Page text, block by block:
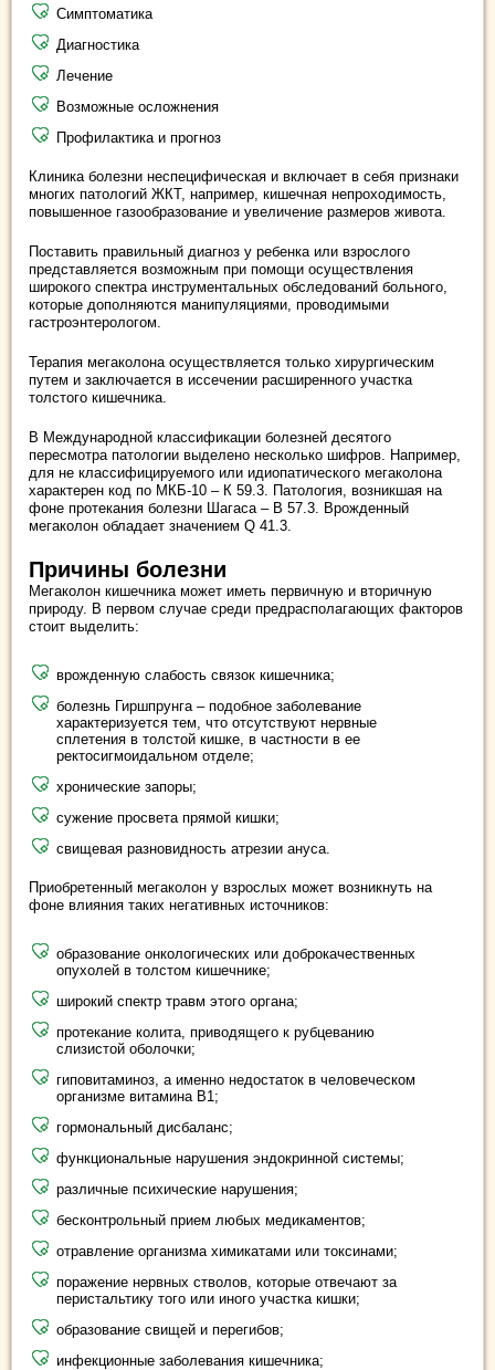
Симптоматика
Диагностика
Лечение
Возможные осложнения
Профилактика и прогноз
Клиника болезни неспецифическая и включает в себя признаки
многих патологий ЖКТ, например, кишечная непроходимость,
повышенное газообразование и увеличение размеров живота.
Поставить правильный диагноз у ребенка или взрослого
представляется возможным при помощи осуществления
широкого спектра инструментальных обследований больного,
которые дополняются манипуляциями, проводимыми
гастроэнтерологом.
Терапия мегаколона осуществляется только хирургическим
путем и заключается в иссечении расширенного участка
толстого кишечника.
В Международной классификации болезней десятого
пересмотра патологии выделено несколько шифров. Например,
для не классифицируемого или идиопатического мегаколона
характерен код по МКБ-10 – К 59.3. Патология, возникшая на
фоне протекания болезни Шагаса – В 57.3. Врожденный
мегаколон обладает значением Q 41.3.
Причины болезни
Мегаколон кишечника может иметь первичную и вторичную
природу. В первом случае среди предрасполагающих факторов
стоит выделить:
врожденную слабость связок кишечника;
болезнь Гиршпрунга – подобное заболевание
характеризуется тем, что отсутствуют нервные
сплетения в толстой кишке, в частности в ее
ректосигмоидальном отделе;
хронические запоры;
сужение просвета прямой кишки;
свищевая разновидность атрезии ануса.
Приобретенный мегаколон у взрослых может возникнуть на
фоне влияния таких негативных источников:
образование онкологических или доброкачественных
опухолей в толстом кишечнике;
широкий спектр травм этого органа;
протекание колита, приводящего к рубцеванию
слизистой оболочки;
гиповитаминоз, а именно недостаток в человеческом
организме витамина В1;
гормональный дисбаланс;
функциональные нарушения эндокринной системы;
различные психические нарушения;
бесконтрольный прием любых медикаментов;
отравление организма химикатами или токсинами;
поражение нервных стволов, которые отвечают за
перистальтику того или иного участка кишки;
образование свищей и перегибов;
инфекционные заболевания кишечника;